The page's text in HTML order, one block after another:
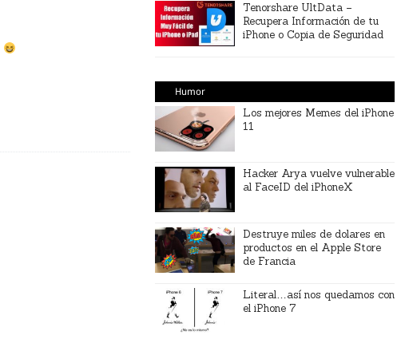
Tenorshare UltData –
Recupera Información de tu
iPhone o Copia de Seguridad
Humor
Los mejores Memes del iPhone
11
Hacker Arya vuelve vulnerable
al FaceID del iPhoneX
Destruye miles de dolares en
productos en el Apple Store
de Francia
Literal…así nos quedamos con
el iPhone 7